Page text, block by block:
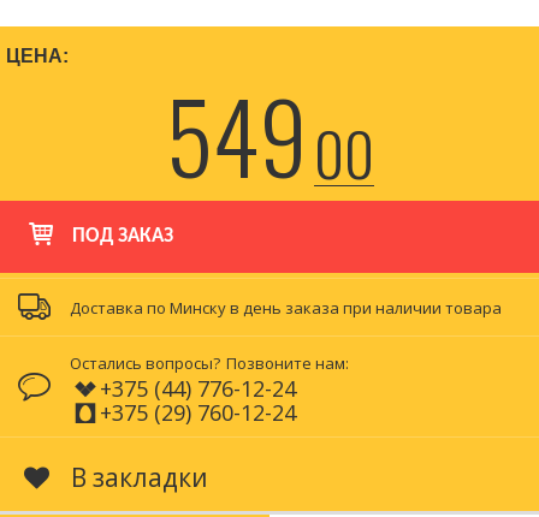
ЦЕНА:
54900
ПОД ЗАКАЗ
Доставка по Минску в день заказа при наличии товара
Остались вопросы? Позвоните нам:
+375 (44) 776-12-24
+375 (29) 760-12-24
В закладки